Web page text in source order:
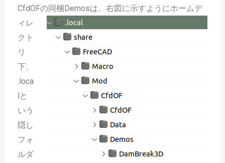
CfdOFの同梱Demosは、 右図に示すようにホームデ
ィレ
クト
リ
下、
.loca
lと
いう
隠し
フォ
ルダ